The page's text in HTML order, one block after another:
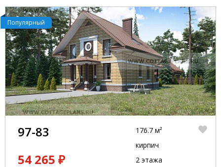
Популярный
97-83
54 265 ₽
176.7 м²
кирпич
2 этажа